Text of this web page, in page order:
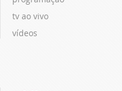
tv ao vivo
vídeos